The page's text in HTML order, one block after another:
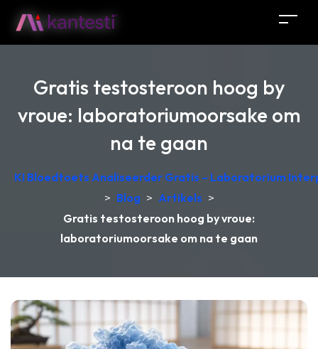
Gratis testosteroon hoog by
vroue: laboratoriumoorsake om
na te gaan
KI Bloedtoets Analiseerder Gratis – Laboratorium
> Blog > Artikels >
Gratis testosteroon hoog by vroue:
laboratoriumoorsake om na te gaan